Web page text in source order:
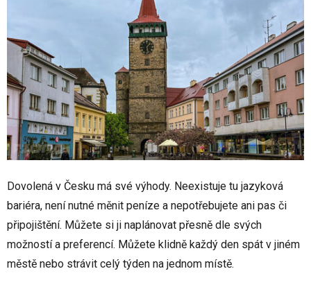
Dovolená v Česku má své výhody. Neexistuje tu jazyková
bariéra, není nutné měnit peníze a nepotřebujete ani pas či
připojištění. Můžete si ji naplánovat přesně dle svých
možností a preferencí. Můžete klidně každý den spát v jiném
městě nebo strávit celý týden na jednom místě.